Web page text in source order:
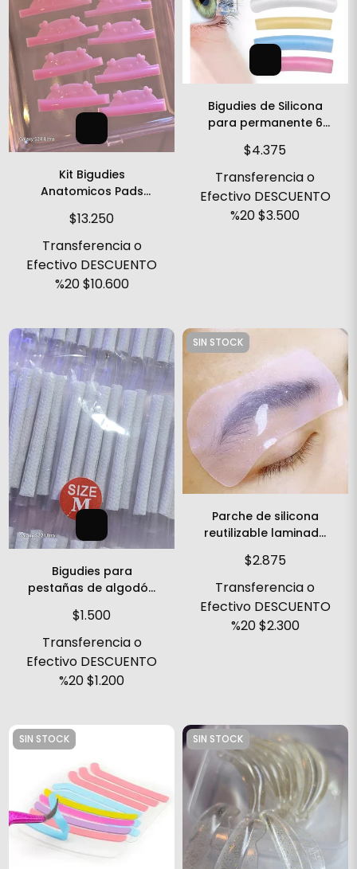
Kit Bigudies
Anatomicos Pads
Premium
$13.250
Transferencia o
Efectivo DESCUENTO
%20$10.600
Bigudies de Silicona
para permanente 6
$4.375
Transferencia o
Efectivo DESCUENTO
%20$3.500
Bigudies para
pestañas de algodón
$1.500
Transferencia o
Efectivo DESCUENTO
%20$1.200
SIN STOCK
Parche de silicona
reutilizable laminado
$2.875
Transferencia o
Efectivo DESCUENTO
%20$2.300
SIN STOCK SIN STOCK